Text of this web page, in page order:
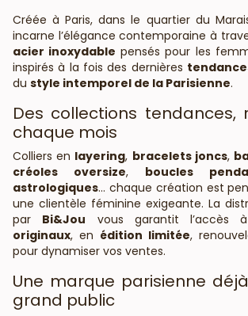
Créée à Paris, dans le quartier du
incarne l’élégance contemporaine à
acier inoxydable pensés pour les
inspirés à la fois des dernières
du style intemporel de la Parisienne.
Des collections tendances,
chaque mois
Colliers en layering, bracelets joncs,
créoles oversize, boucles
astrologiques… chaque création est
une clientèle féminine exigeante. La
par Bi&Jou vous garantit l’accès
originaux, en édition limitée,
pour dynamiser vos ventes.
Une marque parisienne
grand public